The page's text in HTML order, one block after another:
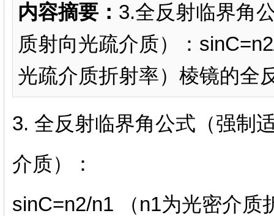
内容摘要： 3.全反射临界角
质射向光疏介质）：
光疏介质折射率）棱镜的全
3. 全反射临界角公式（强制
介质）：
sinC=n2/n1 （n1为光密介质